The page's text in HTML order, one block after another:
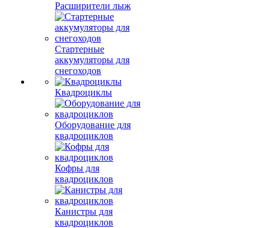
Расширители лыж
Стартерные
аккумуляторы для
снегоходов
Квадроциклы
Оборудование для
квадроциклов
Кофры для
квадроциклов
Канистры для
квадроциклов